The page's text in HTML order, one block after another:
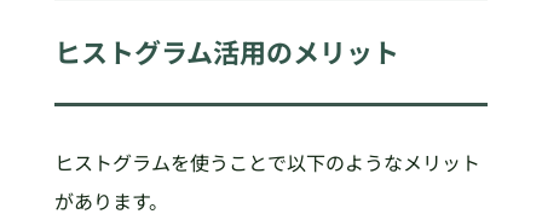
ヒストグラム活用のメリット
ヒストグラムを使うことで以下のようなメリット
があります。